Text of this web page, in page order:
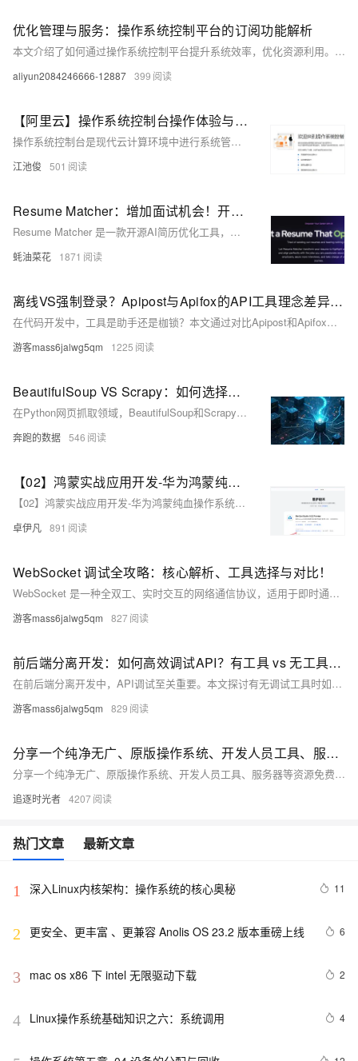
优化管理与服务：操作系统控制平台的订阅功能解析
本文介绍了如何通过操作系统控制平台提升系统效率，优化资源利用。首先，通过阿里云官方平台开通服务并安装SysOM组件，体验操作系统控制平台的功能。接着，详细讲解了订阅管理功能，包括创建订阅、查看和管理ECS实例的私有YUM仓库权限。订阅私有YUM仓库能够集中管理软件包版本、提升安全性，并提供灵活的配置选项。最后总结指出，使用阿里云的订阅和私有YUM仓库功能，可以提高系统可靠性和运维效率，确保业务顺畅运行。
aliyun2084246666-12887 399
【阿里云】操作系统控制台操作体验与性能评测全解析
操作系统控制台是现代云计算环境中进行系统管理和运维的重要工具，提供系统概览、诊断、观测、管理等功能，支持API、SDK、CLI等管理方式。通过创建角色、系统配置和组件安装等操作，用户可以高效管理云端资源，提升操作系统的使用效率和稳定性。尤其适合需要高效管理操作系统的用户及学习云计算、网络管理的学生。建议增强自定义功能、优化性能报告和完善文档支持，以进一步提升用户体验。
江池俊 501
Resume Matcher：增加面试机会！开源AI简历优化工具，一键解析简历和职位描述并优化
Resume Matcher 是一款开源AI简历优化工具，通过解析简历和职位描述，提取关键词并计算文本相似性，帮助求职者优化简历内容，提升通过自动化筛选系统（ATS）的概率，增加面试机会。
蚝油菜花 1871
离线VS强制登录？Apipost与Apifox的API工具理念差异深度解析
在代码开发中，工具是助手还是枷锁？本文通过对比Apipost和Apifox在断网环境下的表现，探讨API工具的选择对开发自由度的影响。Apifox强制登录限制了离线使用，而Apipost支持游客模式与本地存储，尊重开发者数据主权。文章从登录策略、离线能力、协作模式等方面深入分析，揭示工具背后的设计理念与行业趋势，帮助开发者明智选择，掌握数据控制权并提升工作效率。
游客mass6jalwg5qm 1225
BeautifulSoup VS Scrapy：如何选择适合的HTML解析工具？
在Python网页抓取领域，BeautifulSoup和Scrapy是两款备受推崇的工具。BeautifulSoup易于上手、灵活性高，适合初学者和简单任务；Scrapy则是一个高效的爬虫框架，内置请求调度、数据存储等功能，适合大规模数据抓取和复杂逻辑处理。两者结合使用可以发挥各自优势，例如用Scrapy进行请求调度，用BeautifulSoup解析HTML。示例代码展示了如何在Scrapy中设置代理IP、User-Agent和Cookies，并使用BeautifulSoup解析响应内容。选择工具应根据项目需求，简单任务选BeautifulSoup，复杂任务选Scrapy。
奔跑的数据 546
【02】鸿蒙实战应用开发-华为鸿蒙纯血操作系统Harmony OS NEXT-项目开发实战-准备工具安装-编译器DevEco Studio安装-arkts编程语言认识-编译器devco-鸿蒙SDK安装-模拟器环境调试-hyper虚拟化开启-全过程实战项目分享-从零开发到上线-优雅草卓伊凡
【02】鸿蒙实战应用开发-华为鸿蒙纯血操作系统Harmony OS NEXT-项目开发实战-准备工具安装-编译器DevEco Studio安装-arkts编程语言认识-编译器devco-鸿蒙SDK安装-模拟器环境调试-hyper虚拟化开启-全过程实战项目分享-从零开发到上线-优雅草卓伊凡
卓伊凡 891
WebSocket 调试全攻略：核心解析、工具选择与对比！
WebSocket 是一种全双工、实时交互的网络通信协议，适用于即时通信、实时数据流、多人协作、IoT 等场景。调试 WebSocket 时，工具应具备握手管理、实时消息收发、自定义 Header、消息大小告警、分组管理、多连接支持和断线重现等功能。主流调试工具如 Postman、ApiPost 和 ApiFox 各有优劣：Postman 界面友好适合基础调试；ApiPost 支持高级功能如消息分组和自动重连；ApiFox 则强化了多连接支持。选择工具时需根据具体需求和团队熟悉度决定。
游客mass6jalwg5qm 827
前后端分离开发：如何高效调试API？有工具 vs 无工具全解析
在前后端分离开发中，API调试至关重要。本文探讨有无调试工具时如何高效调试API，重点分析Postman、Swagger等工具优势及无工具代码调试方法。通过实际场景如用户登录接口，对比两者特性。同时介绍Apipost-Hepler（IDEA插件），将可视化与代码调试结合，提供全局请求头配置、历史记录保存等功能，优化团队协作与开发效率，助力API调试进入全新阶段。
游客mass6jalwg5qm 829
分享一个纯净无广、原版操作系统、开发人员工具、服务器等资源免费下载的网站
分享一个纯净无广、原版操作系统、开发人员工具、服务器等资源免费下载的网站
追逐时光者 4207
热门文章 最新文章
1 深入Linux内核架构：操作系统的核心奥秘 11
2 更安全、更丰富 、更兼容 Anolis OS 23.2 版本重磅上线 6
3 mac os x86 下 intel 无限驱动下载 2
4 Linux操作系统基础知识之六：系统调用 4